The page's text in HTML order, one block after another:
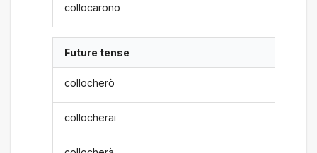
collocarono
Future tense
collocherò
collocherai